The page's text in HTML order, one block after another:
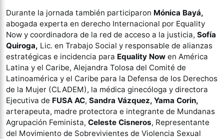
Durante la jornada también participaron Mónica Bayá,
abogada experta en derecho Internacional por Equality
Now y coordinadora de la red de acceso a la justicia, Sofía
Quiroga, Lic. en Trabajo Social y responsable de alianzas
estratégicas e incidencia para Equality Now en América
Latina y el Caribe, Alejandra Tolosa del Comité de
Latinoamérica y el Caribe para la Defensa de los Derechos
de la Mujer (CLADEM), la médica ginecóloga y directora
Ejecutiva de FUSA AC, Sandra Vázquez, Yama Corin,
arterapeuta, madre protectora e integrante de Mundanas
Agrupación Feminista, Celeste Cisneros, Representante
del Movimiento de Sobrevivientes de Violencia Sexual